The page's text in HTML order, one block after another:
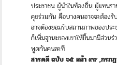
ประชาชน ผู้นำในท้องถิ่น ผู้แทนร
คุยร่วมกัน คือบางคนอาจจะต้อง
อาจต้องยอมรับสถานภาพของปร
ก็เพิ่มฐานะของเขาให้ขึ้นมามีส่ว
พูดกันคนละที
สารคดี ฉบับ ๖๕ หน้า ๙๙ ,กรก